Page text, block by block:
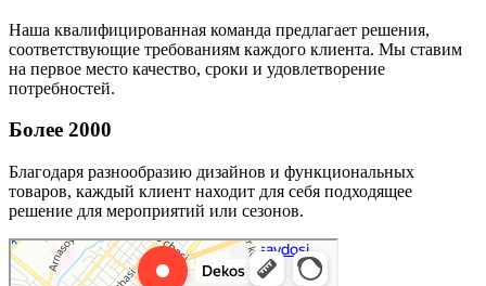
Наша квалифицированная команда предлагает решения,
соответствующие требованиям каждого клиента. Мы ставим
на первое место качество, сроки и удовлетворение
потребностей.
Более 2000
Благодаря разнообразию дизайнов и функциональных
товаров, каждый клиент находит для себя подходящее
решение для мероприятий или сезонов.